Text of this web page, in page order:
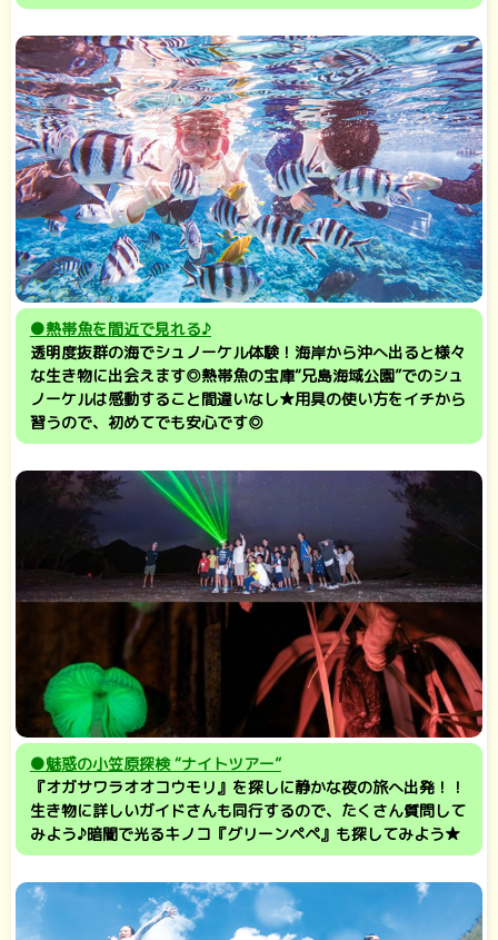
●熱帯魚を間近で見れる♪
透明度抜群の海でシュノーケル体験！海岸から沖へ出ると様々
な生き物に出会えます◎熱帯魚の宝庫“兄島海域公園”でのシュ
ノーケルは感動すること間違いなし★用具の使い方をイチから
習うので、初めてでも安心です◎
●魅惑の小笠原探検 “ナイトツアー”
『オガサワラオオコウモリ』を探しに静かな夜の旅へ出発！！
生き物に詳しいガイドさんも同行するので、たくさん質問して
みよう♪暗闇で光るキノコ『グリーンペペ』も探してみよう★